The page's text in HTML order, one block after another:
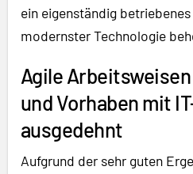
ein eigenständig
modernster Technologie
Agile
und Vorhaben mit
ausgedehnt
Aufgrund der sehr guten